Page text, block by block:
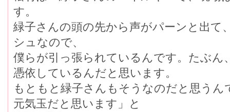
す。
緑子さんの頭の先から声がパーンと出て
シュなので、
僕らが引っ張られているんです。たぶん
憑依しているんだと思います。
もともと緑子さんもそうなのだと思う
元気玉だと思います」と